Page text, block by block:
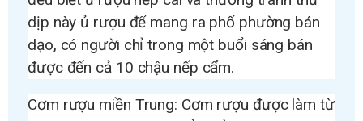
dịp này ủ rượu để mang ra phố phường bán
dạo, có người chỉ trong một buổi sáng bán
được đến cả 10 chậu nếp cẩm.
Cơm rượu miền Trung: Cơm rượu được làm từ